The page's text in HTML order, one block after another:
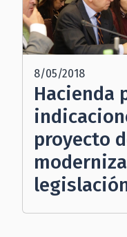
8/05/2018
Hacienda
proyecto